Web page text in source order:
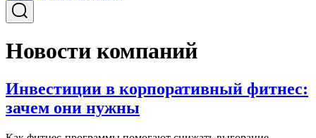
Новости компаний
Инвестиции в корпоративный фитнес:
зачем они нужны